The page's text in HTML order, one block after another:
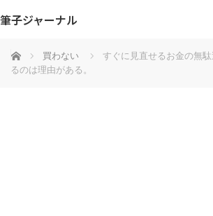
筆子ジャーナル
ホーム 買わない
すぐに見直せるお金の無
るのは理由がある。